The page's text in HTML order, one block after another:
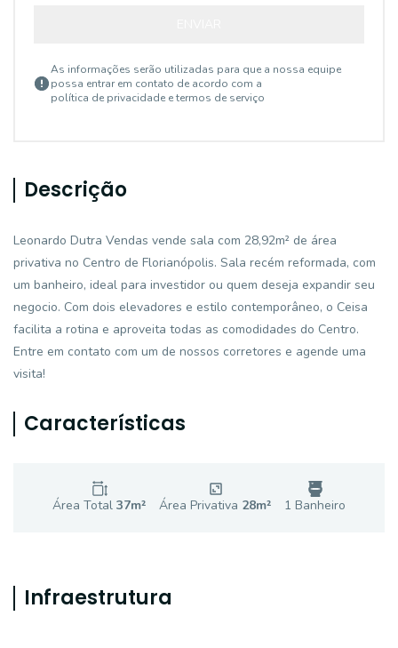
As informações serão utilizadas para que a nossa equipe
possa entrar em contato de acordo com a
política de privacidade e termos de serviço
Descrição
Leonardo Dutra Vendas vende sala com 28,92m² de área
privativa no Centro de Florianópolis. Sala recém reformada, com
um banheiro, ideal para investidor ou quem deseja expandir seu
negocio. Com dois elevadores e estilo contemporâneo, o Ceisa
facilita a rotina e aproveita todas as comodidades do Centro.
Entre em contato com um de nossos corretores e agende uma
visita!
Características
Área Total 37m² Área Privativa 28m² 1 Banheiro
Infraestrutura